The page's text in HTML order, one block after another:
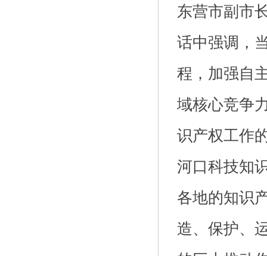
东营市副市
话中强调，
程，加强自
域核心竞争
识产权工作
河口科技知
各地的知识
造、保护、